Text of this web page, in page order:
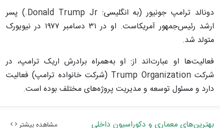
دونالد ترامپ جونیور (به انگلیسی: Donald Trump Jr.) پسر
ارشد رئیس‌جمهور آمریکاست. او در ۳۱ دسامبر ۱۹۷۷ در نیویورک
متولد شد.
فعالیت‌ها او عبارت‌اند از: او به‌همراه برادرش اریک ترامپ، در
شرکت Trump Organization (شرکت خانواده ترامپ) فعالیت
دارد و مسئول توسعه و مدیریت پروژه‌های مختلف بوده است.
بهترین‌های معماری و دکوراسیون داخلی مشاهده بیشتر